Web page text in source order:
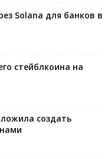
Solana для банков в
стейблкоина на
создать